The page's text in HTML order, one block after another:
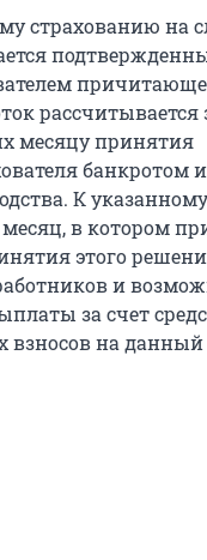
страхованию на
рассчитывается
месяцу принятия
банкротом
К указанному
в котором
этого
и
за счет
взносов на